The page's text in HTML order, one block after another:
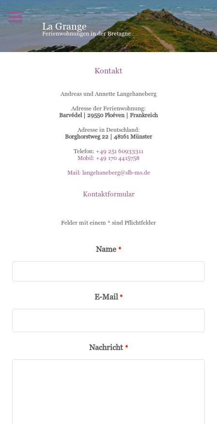
La Grange
Ferienwohnungen in der Bretagne
Ferienwohnungen in der Bretagne
Ferienwohnungen in der Bretagne
Kontakt
Andreas und Annette Langehaneberg
Adresse der Ferienwohnung:
Barvédel | 29550 Ploéven | Frankreich
Adresse in Deutschland:
Borghorstweg 22 | 48161 Münster
Telefon: +49 251 60933311
Mobil: +49 170 4415758
Mail: langehaneberg@slb-ms.de
Kontaktformular
Felder mit einem * sind Pflichtfelder
Name *
E-Mail *
Nachricht *